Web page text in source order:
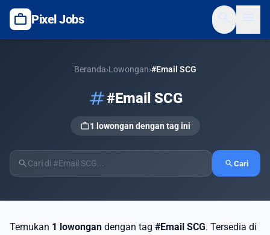
work Pixel Jobs
Beranda›Lowongan›#Email SCG
tag#Email SCG
work1 lowongan dengan tag ini
search searchCari
Temukan 1 lowongan dengan tag #Email SCG. Tersedia di